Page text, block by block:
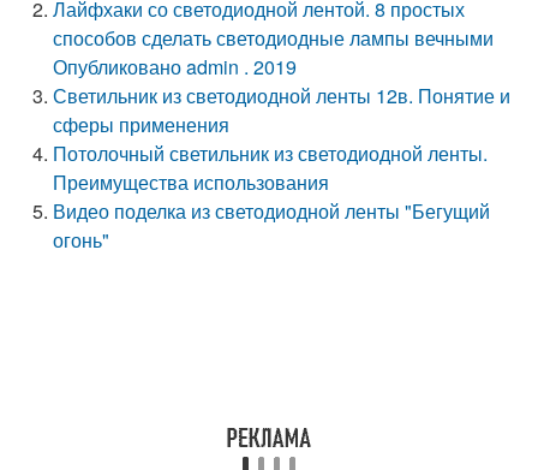
Лайфхаки со светодиодной лентой. 8 простых
способов сделать светодиодные лампы вечными
Опубликовано admin . 2019
Светильник из светодиодной ленты 12в. Понятие и
сферы применения
Потолочный светильник из светодиодной ленты.
Преимущества использования
Видео поделка из светодиодной ленты "Бегущий
огонь"